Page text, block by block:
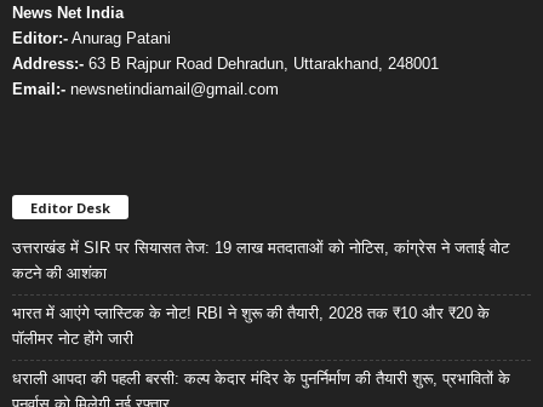
News Net India
Editor:- Anurag Patani
Address:- 63 B Rajpur Road Dehradun, Uttarakhand, 248001
Email:- newsnetindiamail@gmail.com
Editor Desk
उत्तराखंड में SIR पर सियासत तेज: 19 लाख मतदाताओं को नोटिस, कांग्रेस ने जताई वोट
कटने की आशंका
भारत में आएंगे प्लास्टिक के नोट! RBI ने शुरू की तैयारी, 2028 तक ₹10 और ₹20 के
पॉलीमर नोट होंगे जारी
धराली आपदा की पहली बरसी: कल्प केदार मंदिर के पुनर्निर्माण की तैयारी शुरू, प्रभावितों के